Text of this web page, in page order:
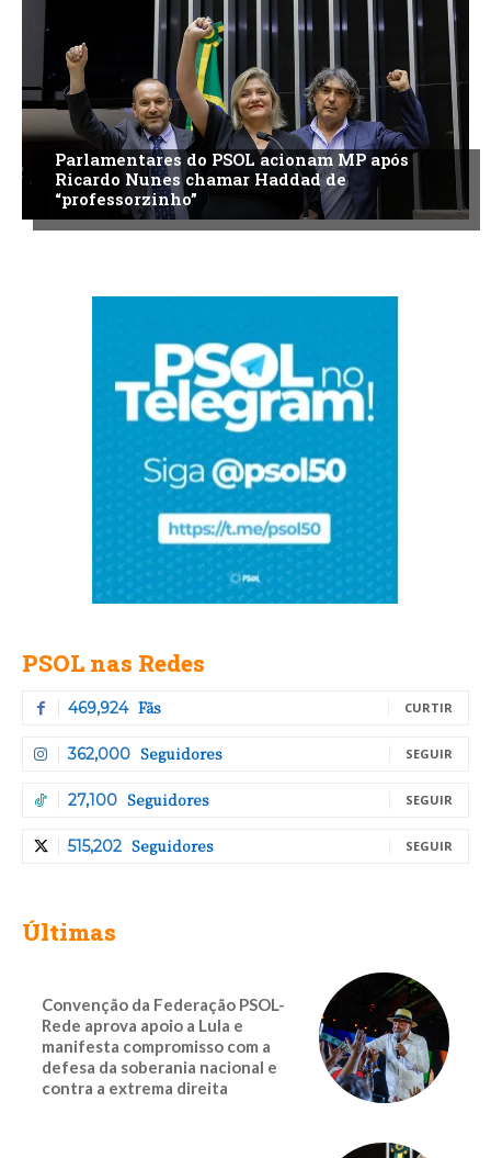
Parlamentares do PSOL acionam MP após
Ricardo Nunes chamar Haddad de
“professorzinho”
PSOL nas Redes
469,924 Fãs CURTIR
362,000 Seguidores SEGUIR
27,100 Seguidores SEGUIR
515,202 Seguidores SEGUIR
Últimas
Convenção da Federação PSOL-
Rede aprova apoio a Lula e
manifesta compromisso com a
defesa da soberania nacional e
contra a extrema direita